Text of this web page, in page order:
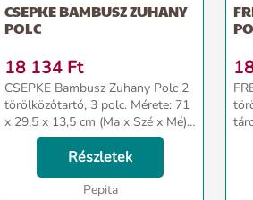
CSEPKE BAMBUSZ ZUHANY
POLC
18 134 Ft
CSEPKE Bambusz Zuhany Polc 2
törölközőtartó, 3 polc. Mérete: 71
x 29,5 x 13,5 cm (Ma x Szé x Mé)
Anyaga: Bambusz ...
Részletek
Pepita